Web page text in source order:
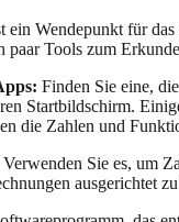
ein Wendepunkt für
Tools zum
Finden Sie eine,
Startbildschirm.
die Zahlen und
Verwenden Sie es, um
ausgerichtet